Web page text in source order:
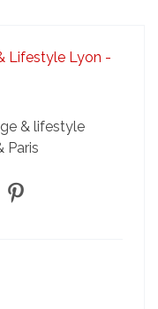
& lifestyle
Paris